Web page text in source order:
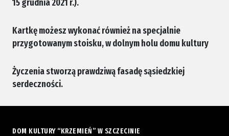
15 grudnia 2021 r.).
Kartkę możesz wykonać również na specjalnie
przygotowanym stoisku, w dolnym holu domu kultury
Życzenia stworzą prawdziwą fasadę sąsiedzkiej
serdeczności.
DOM KULTURY “KRZEMIEŃ” W SZCZECINIE